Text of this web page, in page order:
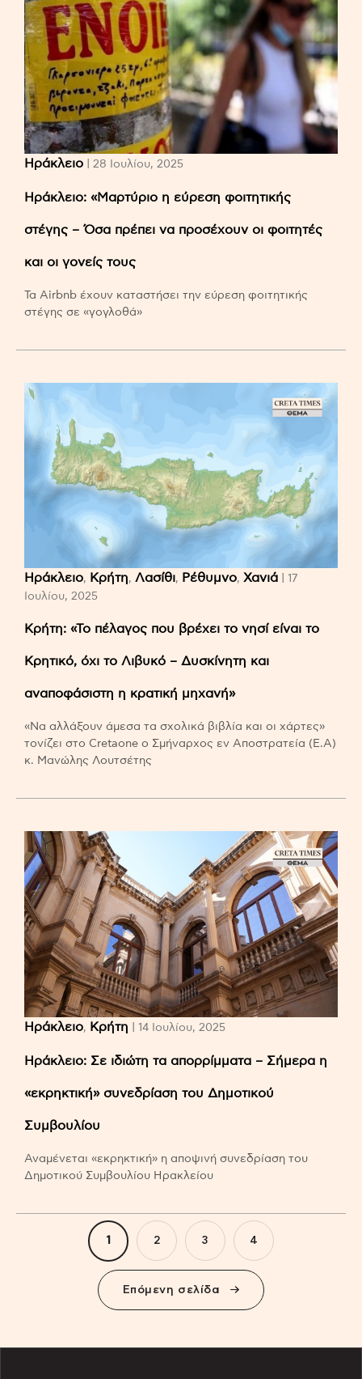
Ηράκλειο | 28 Ιουλίου, 2025
Ηράκλειο: «Μαρτύριο η εύρεση φοιτητικής
στέγης – Όσα πρέπει να προσέχουν οι φοιτητές
και οι γονείς τους
Τα Airbnb έχουν καταστήσει την εύρεση φοιτητικής
στέγης σε «γογλοθά»
Ηράκλειο, Κρήτη, Λασίθι, Ρέθυμνο, Χανιά | 17
Ιουλίου, 2025
Κρήτη: «Το πέλαγος που βρέχει το νησί είναι το
Κρητικό, όχι το Λιβυκό – Δυσκίνητη και
αναποφάσιστη η κρατική μηχανή»
«Να αλλάξουν άμεσα τα σχολικά βιβλία και οι χάρτες»
τονίζει στο Cretaone ο Σμήναρχος εν Αποστρατεία (Ε.Α)
κ. Μανώλης Λουτσέτης
Ηράκλειο, Κρήτη | 14 Ιουλίου, 2025
Ηράκλειο: Σε ιδιώτη τα απορρίμματα – Σήμερα η
«εκρηκτική» συνεδρίαση του Δημοτικού
Συμβουλίου
Αναμένεται «εκρηκτική» η αποψινή συνεδρίαση του
Δημοτικού Συμβουλίου Ηρακλείου
1 2 3 4
Επόμενη σελίδα